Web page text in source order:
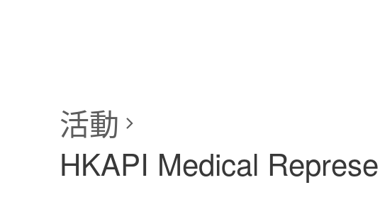
活動
HKAPI Medical